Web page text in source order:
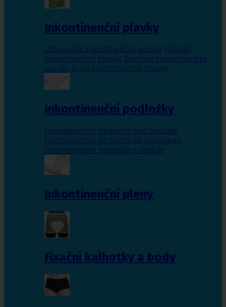
Inkontinenční plavky
Chlapecké inkontinenční plavky, Pánské
inkontinenční plavky, Dámské inkontinenční
plavky, Dívčí inkontinenční plavky
Inkontinenční podložky
Inkontinenční podložky bez záložek,
Inkontinenční podložky se záložkami,
Inkontinenční podložky s lepítky
Inkontinenční pleny
Fixační kalhotky a body